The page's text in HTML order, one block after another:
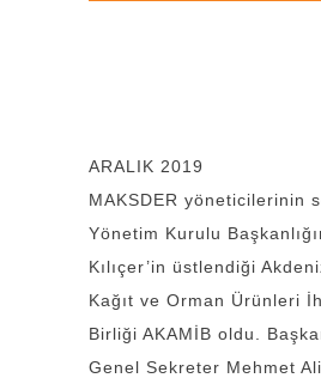
ARALIK 2019
MAKSDER yöneticilerinin
Yönetim Kurulu
Kılıçer’in üstlendiği
Kağıt ve Orman Ürünleri
Birliği AKAMİB oldu.
Genel Sekreter Mehmet Ali